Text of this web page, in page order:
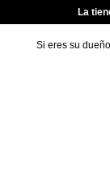
La
Si eres su